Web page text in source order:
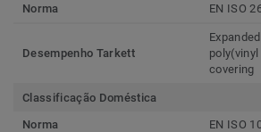
Norma
EN ISO
Desempenho Tarkett
covering
Classificação Doméstica
Norma
EN ISO